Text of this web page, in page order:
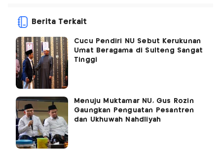
Berita Terkait
Cucu Pendiri NU Sebut Kerukunan
Umat Beragama di Sulteng Sangat
Tinggi
Menuju Muktamar NU, Gus Rozin
Gaungkan Penguatan Pesantren
dan Ukhuwah Nahdliyah